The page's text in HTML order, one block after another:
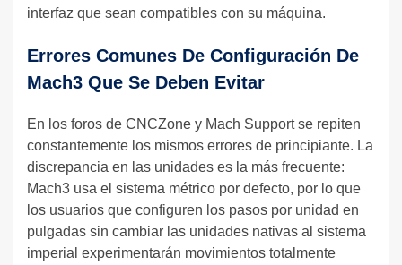
interfaz que sean compatibles con su máquina.
Errores Comunes De Configuración De
Mach3 Que Se Deben Evitar
En los foros de CNCZone y Mach Support se repiten
constantemente los mismos errores de principiante. La
discrepancia en las unidades es la más frecuente:
Mach3 usa el sistema métrico por defecto, por lo que
los usuarios que configuren los pasos por unidad en
pulgadas sin cambiar las unidades nativas al sistema
imperial experimentarán movimientos totalmente